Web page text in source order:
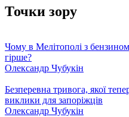
Точки зору
Чому в Мелітополі з
гірше?
Олександр Чубукін
Безперевна тривога, якої
виклики для запоріжців
Олександр Чубукін